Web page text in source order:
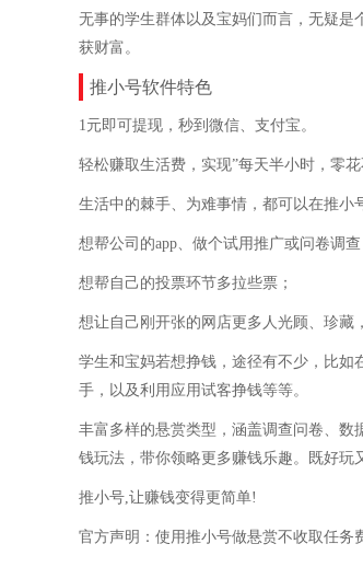
无事的学生群体以及宝妈们而言，无疑是
获财富。
推小号软件特色
1元即可提现，秒到微信、支付宝。
轻松赚取生活费，实现”每天半小时，零花
生活中的棘手、为难事情，都可以在推小
想帮公司的app、做个试用推广或问卷调查
想帮自己的投票环节多拉些票；
想让自己刚开张的网店更多人光顾、珍藏
学生和宝妈若想挣钱，途径有不少，比如
手，以及利用应用试客挣钱等等。
丰富多样的悬赏类型，涵盖调查问卷、
钱玩法，带你领略更多赚钱乐趣。既好玩
推小号,让赚钱变得更简单!
官方声明：使用推小号做悬赏不收取任务